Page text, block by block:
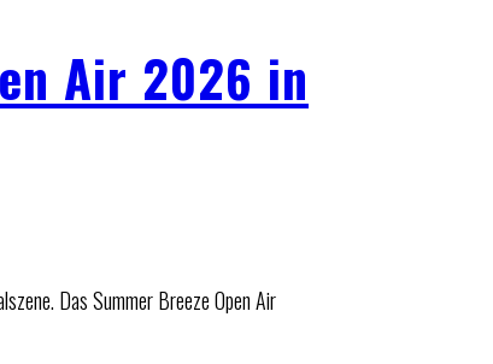
Air 2026 in
Das Summer Breeze Open Air